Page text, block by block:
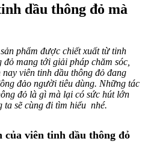
dầu thông đỏ mà
phẩm được chiết xuất từ tinh
mang tới giải pháp chăm sóc,
viên tinh dầu thông đỏ đang
đảo người tiêu dùng. Những tác
đỏ là gì mà lại có sức hút lớn
ta sẽ cùng đi tìm hiểu nhé.
của viên tinh dầu thông đỏ